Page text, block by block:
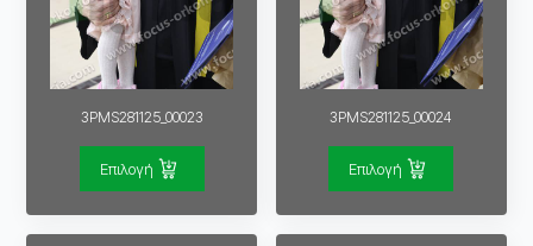
3PMS281125_00023
Επιλογή
3PMS281125_00024
Επιλογή